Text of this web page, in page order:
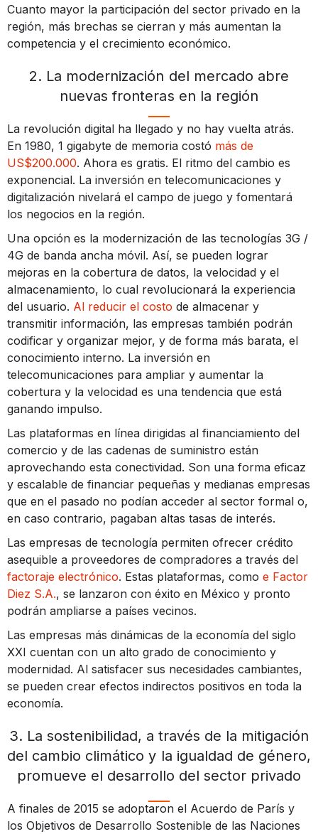
Cuanto mayor la participación del sector privado en la
región, más brechas se cierran y más aumentan la
competencia y el crecimiento económico.
2. La modernización del mercado abre
nuevas fronteras en la región
La revolución digital ha llegado y no hay vuelta atrás.
En 1980, 1 gigabyte de memoria costó más de
US$200.000. Ahora es gratis. El ritmo del cambio es
exponencial. La inversión en telecomunicaciones y
digitalización nivelará el campo de juego y fomentará
los negocios en la región.
Una opción es la modernización de las tecnologías 3G /
4G de banda ancha móvil. Así, se pueden lograr
mejoras en la cobertura de datos, la velocidad y el
almacenamiento, lo cual revolucionará la experiencia
del usuario. Al reducir el costo de almacenar y
transmitir información, las empresas también podrán
codificar y organizar mejor, y de forma más barata, el
conocimiento interno. La inversión en
telecomunicaciones para ampliar y aumentar la
cobertura y la velocidad es una tendencia que está
ganando impulso.
Las plataformas en línea dirigidas al financiamiento del
comercio y de las cadenas de suministro están
aprovechando esta conectividad. Son una forma eficaz
y escalable de financiar pequeñas y medianas empresas
que en el pasado no podían acceder al sector formal o,
en caso contrario, pagaban altas tasas de interés.
Las empresas de tecnología permiten ofrecer crédito
asequible a proveedores de compradores a través del
factoraje electrónico. Estas plataformas, como e Factor
Diez S.A., se lanzaron con éxito en México y pronto
podrán ampliarse a países vecinos.
Las empresas más dinámicas de la economía del siglo
XXI cuentan con un alto grado de conocimiento y
modernidad. Al satisfacer sus necesidades cambiantes,
se pueden crear efectos indirectos positivos en toda la
economía.
3. La sostenibilidad, a través de la mitigación
del cambio climático y la igualdad de género,
promueve el desarrollo del sector privado
A finales de 2015 se adoptaron el Acuerdo de París y
los Objetivos de Desarrollo Sostenible de las Naciones